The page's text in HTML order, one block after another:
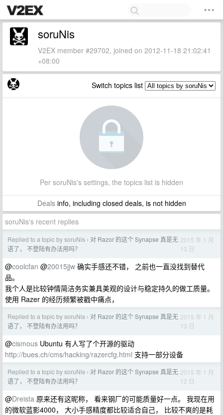
soruNis
V2EX member #29702, joined on 2012-11-18 21:02:41
+08:00
Switch topics list
Per soruNis's settings, the topics list is hidden
Dealsinfo, including closed deals, is not hidden
soruNis's recent replies
Replied to a topic by soruNis › 对 Razor 的这个 Synapse 真是无
语了， 不登陆有办法用吗？
2015 年 1 月
13 日
@coolcfan @20015jjw 确实手感还不错， 之前也一直没找到替代
品。
我个人是比较钟情简洁务实兼具美观的设计与稳定持久的做工质量。
使用 Razer 的经历频繁被戳中痛点，
Replied to a topic by soruNis › 对 Razor 的这个 Synapse 真是无
语了， 不登陆有办法用吗？
2015 年 1 月
13 日
@cismous Ubuntu 有人写了个开源的驱动
http://bues.ch/cms/hacking/razercfg.html 支持一部分设备
Replied to a topic by soruNis › 对 Razor 的这个 Synapse 真是无
语了， 不登陆有办法用吗？
2015 年 1 月
12 日
@Dreista 原来还有这昵称， 看来钢厂的可能质量好一点。 我现在用
的微软蓝影4000， 大小手感精度都比较适合自己， 比较不爽的是耗